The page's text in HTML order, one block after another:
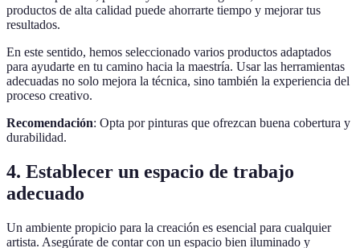
productos de alta calidad puede ahorrarte tiempo y mejorar tus
resultados.
En este sentido, hemos seleccionado varios productos adaptados
para ayudarte en tu camino hacia la maestría. Usar las herramientas
adecuadas no solo mejora la técnica, sino también la experiencia del
proceso creativo.
Recomendación: Opta por pinturas que ofrezcan buena cobertura y
durabilidad.
4. Establecer un espacio de trabajo
adecuado
Un ambiente propicio para la creación es esencial para cualquier
artista. Asegúrate de contar con un espacio bien iluminado y